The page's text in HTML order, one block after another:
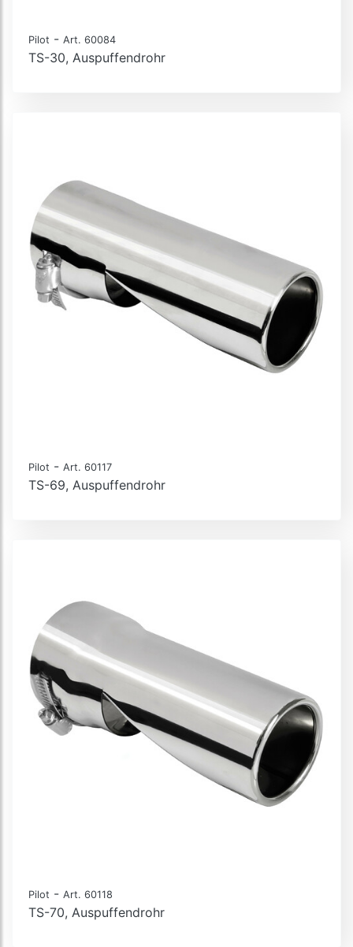
Pilot - Art. 60084
TS-30, Auspuffendrohr
Pilot - Art. 60117
TS-69, Auspuffendrohr
Pilot - Art. 60118
TS-70, Auspuffendrohr